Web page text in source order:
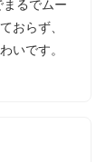
るでムー
おらず、
いです。